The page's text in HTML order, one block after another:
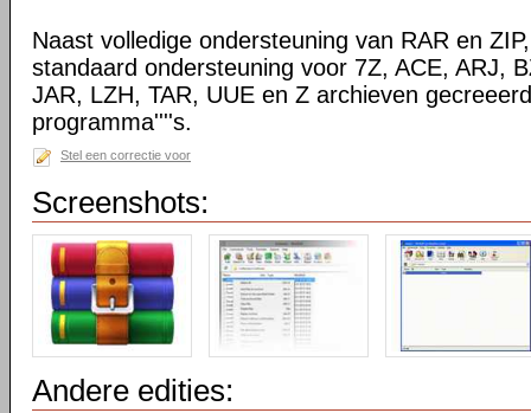
Naast volledige ondersteuning van RAR en
standaard ondersteuning voor 7Z, ACE, ARJ,
JAR, LZH, TAR, UUE en Z archieven
programma''''s.
Stel een correctie voor
Screenshots:
Andere edities: